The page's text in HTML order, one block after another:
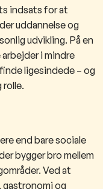
indsats for at
uddannelse og
udvikling. På en
i mindre
ligesindede – og
end bare sociale
bygger bro mellem
Ved at
gastronomi og